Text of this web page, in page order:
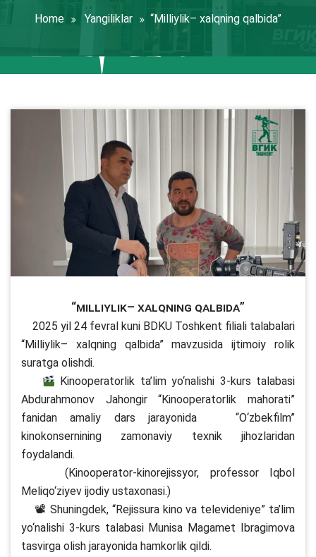
Home Yangiliklar “Milliylik– xalqning qalbida”
“Milliylik– xalqning qalbida”
2025 yil 24 fevral kuni BDKU Toshkent filiali talabalari
“Milliylik– xalqning qalbida” mavzusida ijtimoiy rolik
suratga olishdi.
Kinooperatorlik ta’lim yo‘nalishi 3-kurs talabasi
Abdurahmonov Jahongir “Kinooperatorlik mahorati”
fanidan amaliy dars jarayonida “O‘zbekfilm”
kinokonsernining zamonaviy texnik jihozlaridan
foydalandi.
(Kinooperator-kinorejissyor, professor Iqbol
Meliqo‘ziyev ijodiy ustaxonasi.)
📽 Shuningdek, “Rejissura kino va televideniye” ta’lim
yo‘nalishi 3-kurs talabasi Munisa Magamet Ibragimova
tasvirga olish jarayonida hamkorlik qildi.